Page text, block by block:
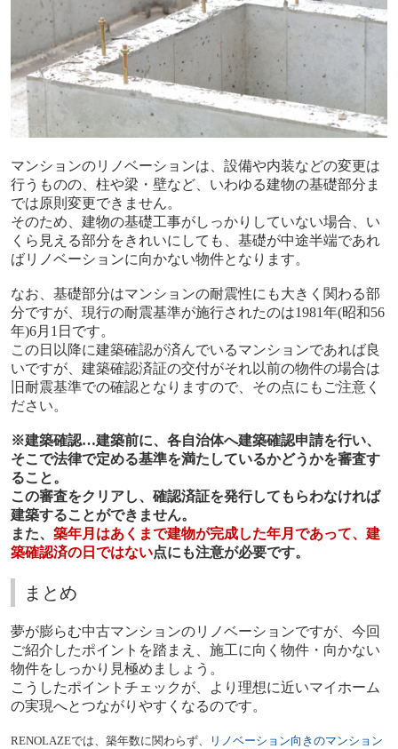
マンションのリノベーションは、設備や内装などの変更は
行うものの、柱や梁・壁など、いわゆる建物の基礎部分ま
では原則変更できません。
そのため、建物の基礎工事がしっかりしていない場合、い
くら見える部分をきれいにしても、基礎が中途半端であれ
ばリノベーションに向かない物件となります。
なお、基礎部分はマンションの耐震性にも大きく関わる部
分ですが、現行の耐震基準が施行されたのは1981年(昭和56
年)6月 1 日です。
この日以降に建築確認が済んでいるマンションであれば良
いですが、建築確認済証の交付がそれ以前の物件の場合は
旧耐震基準での確認となりますので、その点にもご注意く
ださい。
※建築確認…建築前に、各自治体へ建築確認申請を行い、
そこで法律で定める基準を満たしているかどうかを審査す
ること。
この審査をクリアし、確認済証を発行してもらわなければ
建築することができません。
また、 築年月はあくまで建物が完成した年月であって、建
築確認済の日ではない点にも注意が必要です。
まとめ
夢が膨らむ中古マンションのリノベーションですが、今回
ご紹介したポイントを踏まえ、施工に向く物件・向かない
物件をしっかり見極めましょう。
こうしたポイントチェックが、より理想に近いマイホーム
の実現へとつながりやすくなるのです。
RENOLAZEでは、築年数に関わらず、
リノベーション向きのマンション